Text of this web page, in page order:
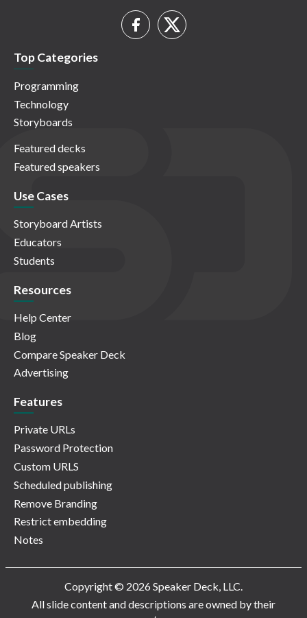
Top Categories
Programming
Technology
Storyboards
Featured decks
Featured speakers
Use Cases
Storyboard Artists
Educators
Students
Resources
Help Center
Blog
Compare Speaker Deck
Advertising
Features
Private URLs
Password Protection
Custom URLS
Scheduled publishing
Remove Branding
Restrict embedding
Notes
Copyright © 2026 Speaker Deck, LLC.
All slide content and descriptions are owned by their